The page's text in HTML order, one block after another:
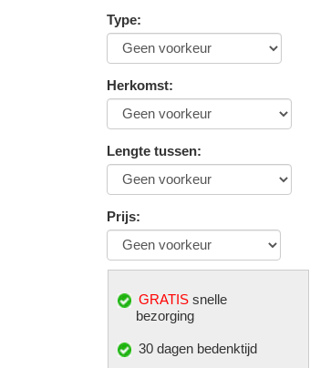
Type:
Herkomst:
Lengte tussen:
Prijs:
GRATIS snelle
bezorging
30 dagen bedenktijd